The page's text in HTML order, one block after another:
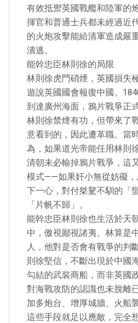
有效抵禦英國戰艦和陸軍的
揮官和普通士兵都未經過近
的火炮攻擊能給清軍造成嚴
潰逃。
能幹忠臣林則徐的局限
林則徐虎門硝煙，英國損失
遊說英國國會報復中國。
到達廣州海面，鴉片戰爭正
林則徐禁煙有功，但帶來了
意看到的，因此遭革職。當
為，如果道光帝能任用林則
清朝未必輸掉鴉片戰爭，這
模式——如果奸小無從妨礙
下一心，對付桀驁不馴的「
「片帆不歸」。
能幹忠臣林則徐也生活於天
中，傲視鄙視諸夷。林算是
人，他對是否會有戰爭的判
則徐堅信，不斷出現於中國
勾結的武裝商船，而非英國
對海戰攻防的認識也未脫離
加多炮台、增厚城牆、火船
這些手段就足以應敵，完全